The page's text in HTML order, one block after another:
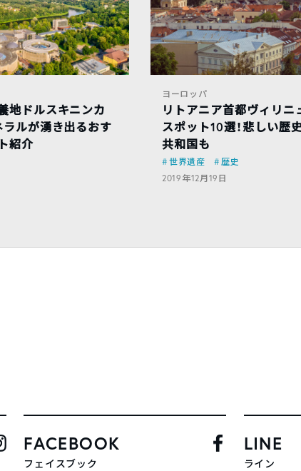
地ドルスキニンカ
ラルが湧き出るおす
紹介
ヨーロッパ
リトアニア首都ヴィリニ
スポット10選！悲しい歴
共和国も
世界遺産
歴史
2019年12月19日
FACEBOOK
フェイスブック
LINE
ライン